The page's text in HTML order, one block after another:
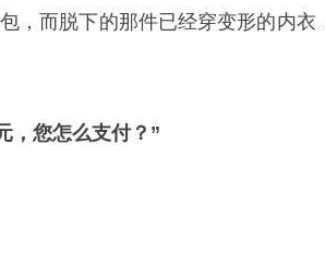
，而脱下的那件已经穿变形的内衣
，您怎么支付？”